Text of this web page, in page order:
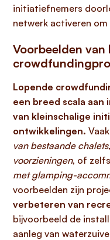
initiatiefnemers
netwerk activeren
Voorbeelden
Lopende
een breed scala
van kleinschalige
ontwikkelingen.
van bestaande chalets
voorzieningen, of
met glamping-
voorbeelden zijn
verbeteren van
bijvoorbeeld de
aanleg van